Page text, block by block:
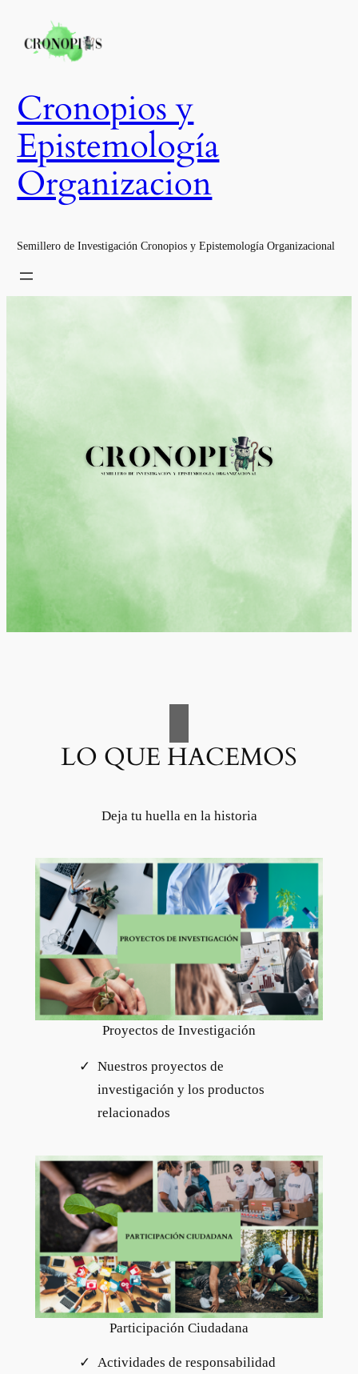
contenido
Cronopios y
Epistemología
Organizacion
Semillero de Investigación Cronopios y Epistemología Organizacional
LO QUE HACEMOS
Deja tu huella en la historia
Proyectos de Investigación
Nuestros proyectos de
investigación y los productos
relacionados
Participación Ciudadana
Actividades de responsabilidad